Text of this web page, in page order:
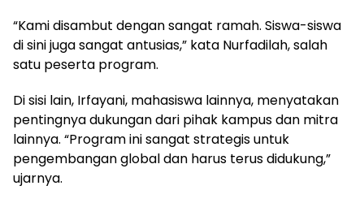
“Kami disambut dengan sangat ramah. Siswa-siswa
di sini juga sangat antusias,” kata Nurfadilah, salah
satu peserta program.
Di sisi lain, Irfayani, mahasiswa lainnya, menyatakan
pentingnya dukungan dari pihak kampus dan mitra
lainnya. “Program ini sangat strategis untuk
pengembangan global dan harus terus didukung,”
ujarnya.